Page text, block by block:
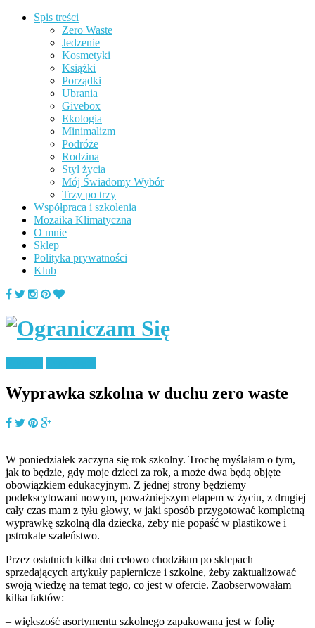
Spis treści
Zero Waste
Jedzenie
Kosmetyki
Książki
Porządki
Ubrania
Givebox
Ekologia
Minimalizm
Podróże
Rodzina
Styl życia
Mój Świadomy Wybór
Trzy po trzy
Współpraca i szkolenia
Mozaika Klimatyczna
O mnie
Sklep
Polityka prywatności
Klub
Wyprawka szkolna w duchu zero waste
W poniedziałek zaczyna się rok szkolny. Trochę myślałam o tym,
jak to będzie, gdy moje dzieci za rok, a może dwa będą objęte
obowiązkiem edukacyjnym. Z jednej strony będziemy
podekscytowani nowym, poważniejszym etapem w życiu, z drugiej
cały czas mam z tyłu głowy, w jaki sposób przygotować kompletną
wyprawkę szkolną dla dziecka, żeby nie popaść w plastikowe i
pstrokate szaleństwo.
Przez ostatnich kilka dni celowo chodziłam po sklepach
sprzedających artykuły papiernicze i szkolne, żeby zaktualizować
swoją wiedzę na temat tego, co jest w ofercie. Zaobserwowałam
kilka faktów:
– większość asortymentu szkolnego zapakowana jest w folię